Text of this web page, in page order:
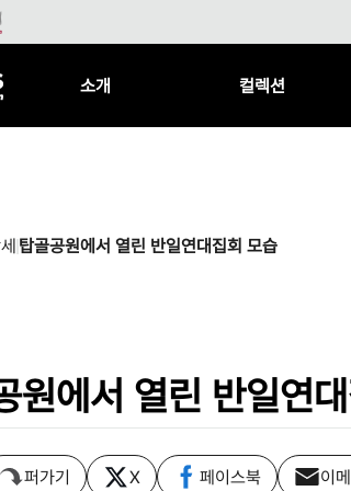
소개 컬렉션
탑골공원에서 열린 반일연대집회 모습
원에서 열린 반일연
퍼가기 X 페이스북 이